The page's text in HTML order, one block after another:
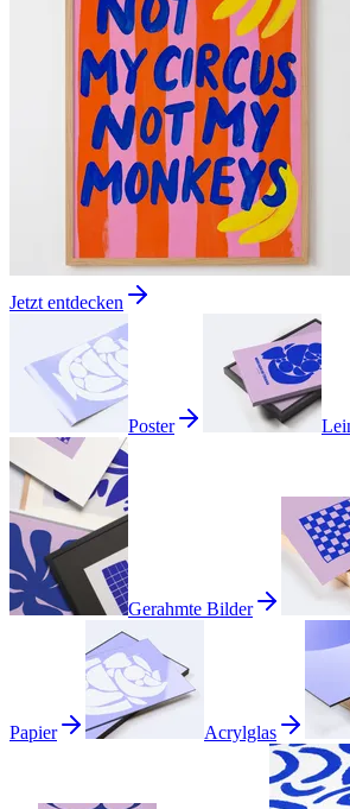
Jetzt entdecken
Poster
Gerahmte Bilder
Papier Acrylglas